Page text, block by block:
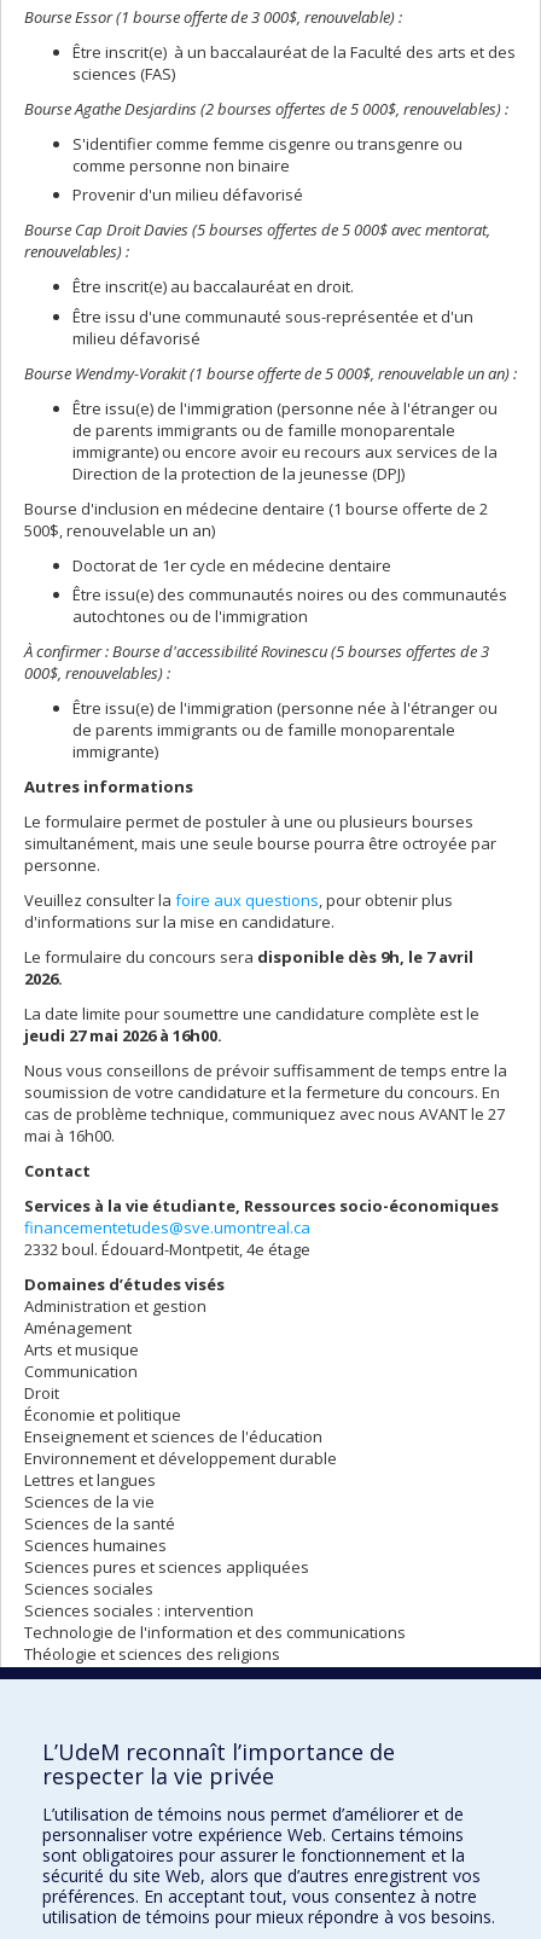
Bourse Essor (1 bourse offerte de 3 000$, renouvelable) :
Être inscrit(e) à un baccalauréat de la Faculté des arts et des
sciences (FAS)
Bourse Agathe Desjardins (2 bourses offertes de 5 000$, renouvelables) :
S'identifier comme femme cisgenre ou transgenre ou
comme personne non binaire
Provenir d'un milieu défavorisé
Bourse Cap Droit Davies (5 bourses offertes de 5 000$ avec mentorat,
renouvelables) :
Être inscrit(e) au baccalauréat en droit.
Être issu d'une communauté sous-représentée et d'un
milieu défavorisé
Bourse Wendmy-Vorakit (1 bourse offerte de 5 000$, renouvelable un an) :
Être issu(e) de l'immigration (personne née à l'étranger ou
de parents immigrants ou de famille monoparentale
immigrante) ou encore avoir eu recours aux services de la
Direction de la protection de la jeunesse (DPJ)
Bourse d'inclusion en médecine dentaire (1 bourse offerte de 2
500$, renouvelable un an)
Doctorat de 1er cycle en médecine dentaire
Être issu(e) des communautés noires ou des communautés
autochtones ou de l'immigration
À confirmer : Bourse d'accessibilité Rovinescu (5 bourses offertes de 3
000$, renouvelables) :
Être issu(e) de l'immigration (personne née à l'étranger ou
de parents immigrants ou de famille monoparentale
immigrante)
Autres informations
Le formulaire permet de postuler à une ou plusieurs bourses
simultanément, mais une seule bourse pourra être octroyée par
personne.
Veuillez consulter la foire aux questions, pour obtenir plus
d'informations sur la mise en candidature.
Le formulaire du concours sera disponible dès 9h, le 7 avril
2026.
La date limite pour soumettre une candidature complète est le
jeudi 27mai 2026à 16h00.
Nous vous conseillons de prévoir suffisamment de temps entre la
soumission de votre candidature et la fermeture du concours. En
cas de problème technique, communiquez avec nous AVANT le 27
mai à 16h00.
Contact
Services à la vie étudiante, Ressources socio-économiques
financementetudes@sve.umontreal.ca
2332 boul. Édouard-Montpetit, 4e étage
Domaines d’études visés
Administration et gestion
Aménagement
Arts et musique
Communication
Droit
Économie et politique
Enseignement et sciences de l'éducation
Environnement et développement durable
Lettres et langues
Sciences de la vie
Sciences de la santé
Sciences humaines
Sciences pures et sciences appliquées
Sciences sociales
Sciences sociales : intervention
Technologie de l'information et des communications
Théologie et sciences des religions
[SVÉ, 293359]
Retour à l’ensemble des résultats
L’UdeM reconnaît l’importance de
respecter la vie privée
L’utilisation de témoins nous permet d’améliorer et de
personnaliser votre expérience Web. Certains témoins
sont obligatoires pour assurer le fonctionnement et la
sécurité du site Web, alors que d’autres enregistrent vos
préférences. En acceptant tout, vous consentez à notre
utilisation de témoins pour mieux répondre à vos besoins.